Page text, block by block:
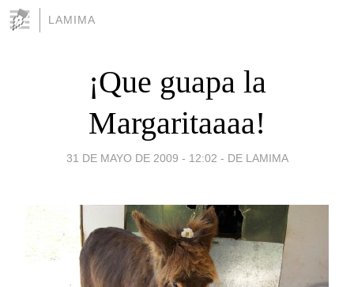
LAMIMA
¡Que guapa la
Margaritaaaa!
31 DE MAYO DE 2009 - 12:02 - DE LAMIMA